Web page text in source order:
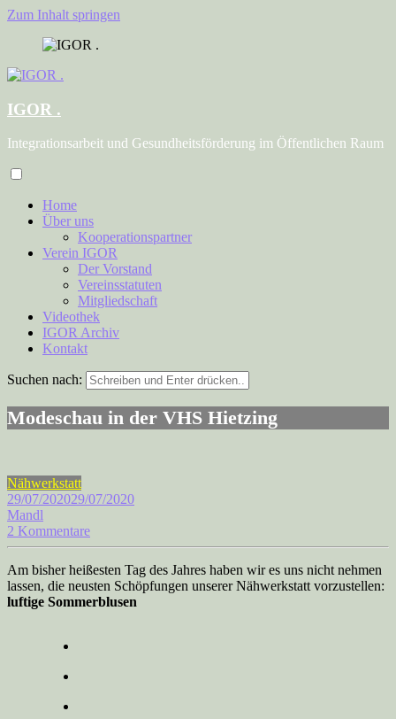
Zum Inhalt springen
IGOR .
Integrationsarbeit und Gesundheitsförderung im Öffentlichen Raum
Home
Über uns
Kooperationspartner
Verein IGOR
Der Vorstand
Vereinsstatuten
Mitgliedschaft
Videothek
IGOR Archiv
Kontakt
Suchen nach:
Modeschau in der VHS Hietzing
Nähwerkstatt
29/07/202029/07/2020
Mandl
2 Kommentare
Am bisher heißesten Tag des Jahres haben wir es uns nicht nehmen
lassen, die neusten Schöpfungen unserer Nähwerkstatt vorzustellen:
luftige Sommerblusen